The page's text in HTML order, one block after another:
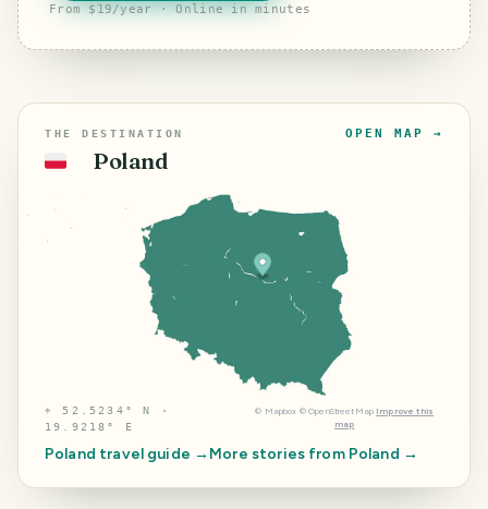
From $19/year · Online in minutes
THE DESTINATION
🇵🇱 Poland
OPEN MAP →
⌖ 52.5234° N ·
19.9218° E
© Mapbox © OpenStreetMap Improve this
map
Poland travel guide → More stories from Poland →